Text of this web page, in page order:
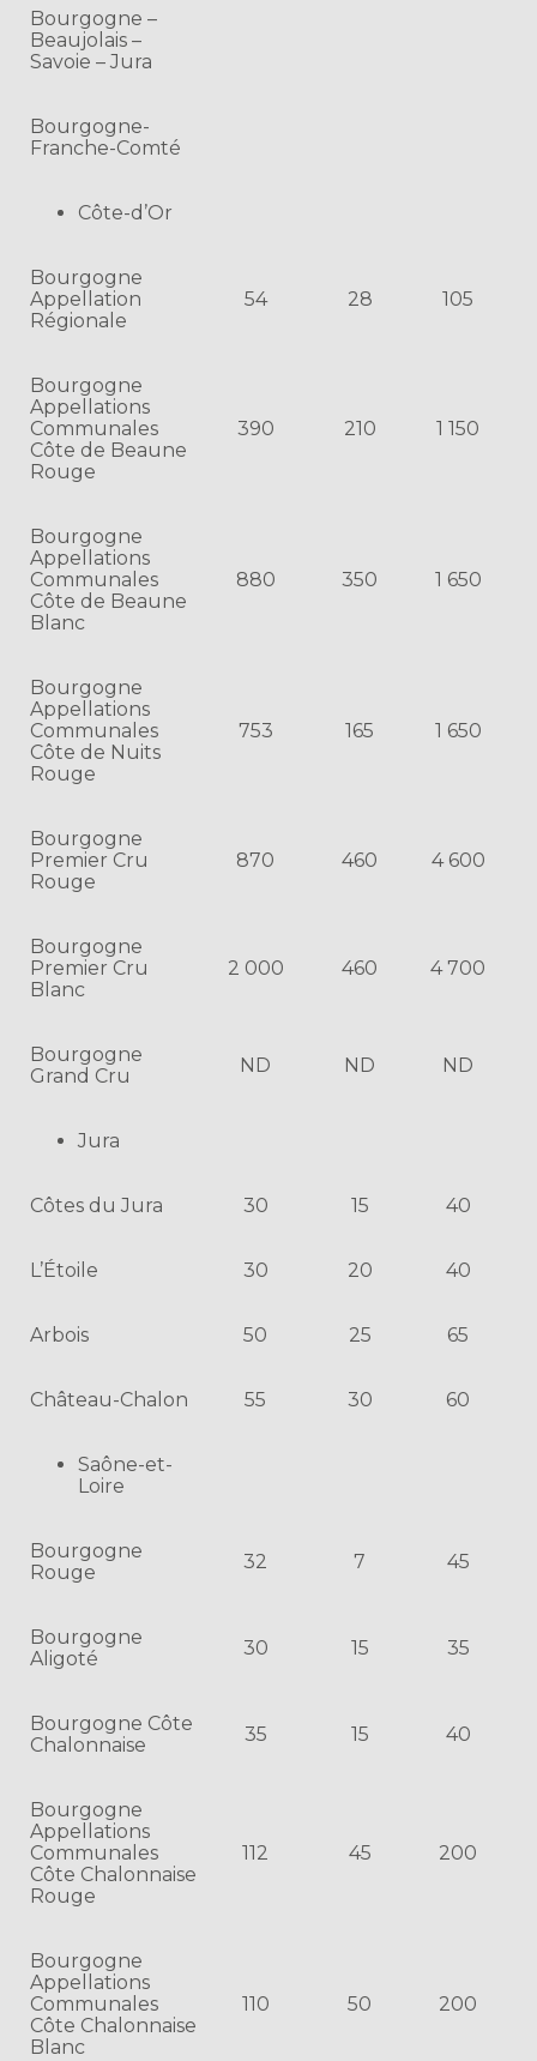
Bourgogne –
Beaujolais –
Savoie – Jura
Bourgogne-
Franche-Comté
Côte-d’Or
Bourgogne
Appellation
Régionale
54 28 105
Bourgogne
Appellations
Communales
Côte de Beaune
Rouge
390 210 1 150
Bourgogne
Appellations
Communales
Côte de Beaune
Blanc
880 350 1 650
Bourgogne
Appellations
Communales
Côte de Nuits
Rouge
753 165 1 650
Bourgogne
Premier Cru
Rouge
870 460 4 600
Bourgogne
Premier Cru
Blanc
2 000 460 4 700
Bourgogne
Grand Cru
ND ND ND
Jura
Côtes du Jura 30 15 40
L’Étoile 30 20 40
Arbois 50 25 65
Château-Chalon 55 30 60
Saône-et-
Loire
Bourgogne
Rouge
32 7 45
Bourgogne
Aligoté
30 15 35
Bourgogne Côte
Chalonnaise
35 15 40
Bourgogne
Appellations
Communales
Côte Chalonnaise
Rouge
112 45 200
Bourgogne
Appellations
Communales
Côte Chalonnaise
Blanc
110 50 200